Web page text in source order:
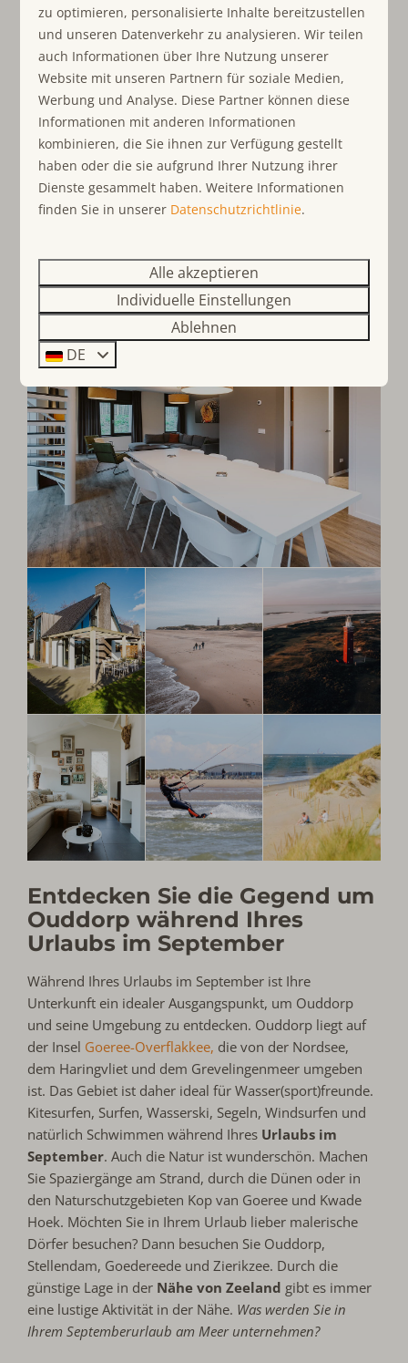
Unsere Ferienwohnungen:
An der Grenze von Süd-Holland und Zeeland
Ferienhäuser, Bungalows, Appartements
und Chalets
Unterkünfte an der Nordseeküste
Optionale haustierfreundliche Unterkünfte
Geeignet für bis zu 20 Personen
Ferienhäuser mit Wellness-Option
Entdecken Sie die Gegend um
Ouddorp während Ihres
Urlaubs im September
Während Ihres Urlaubs im September ist Ihre
Unterkunft ein idealer Ausgangspunkt, um Ouddorp
und seine Umgebung zu entdecken. Ouddorp liegt auf
der Insel Goeree-Overflakkee, die von der Nordsee,
dem Haringvliet und dem Grevelingenmeer umgeben
ist. Das Gebiet ist daher ideal für Wasser(sport)freunde.
Kitesurfen, Surfen, Wasserski, Segeln, Windsurfen und
natürlich Schwimmen während Ihres Urlaubs im
September. Auch die Natur ist wunderschön. Machen
Sie Spaziergänge am Strand, durch die Dünen oder in
den Naturschutzgebieten Kop van Goeree und Kwade
Hoek. Möchten Sie in Ihrem Urlaub lieber malerische
Dörfer besuchen? Dann besuchen Sie Ouddorp,
Stellendam, Goedereede und Zierikzee. Durch die
günstige Lage in der Nähe von Zeeland gibt es immer
eine lustige Aktivität in der Nähe. Was werden Sie in
Ihrem Septemberurlaub am Meer unternehmen?
zu optimieren, personalisierte Inhalte bereitzustellen
und unseren Datenverkehr zu analysieren. Wir teilen
auch Informationen über Ihre Nutzung unserer
Website mit unseren Partnern für soziale Medien,
Werbung und Analyse. Diese Partner können diese
Informationen mit anderen Informationen
kombinieren, die Sie ihnen zur Verfügung gestellt
haben oder die sie aufgrund Ihrer Nutzung ihrer
Dienste gesammelt haben. Weitere Informationen
finden Sie in unserer Datenschutzrichtlinie.
Alle akzeptieren
Individuelle Einstellungen
Ablehnen
DE